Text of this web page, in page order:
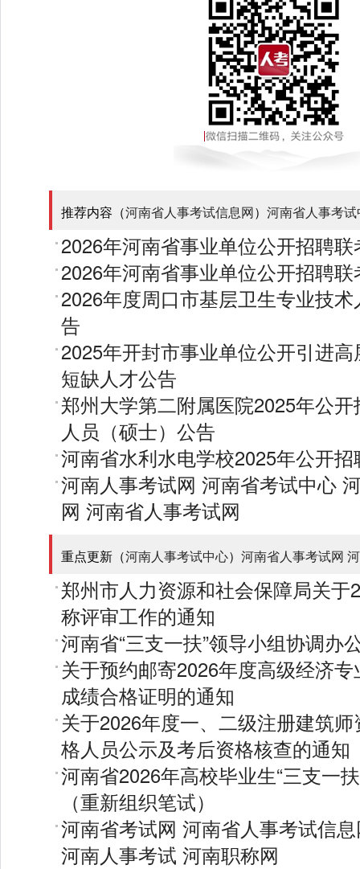
推荐内容（河南省人事考试信息网） 河南省人事考
2026年河南省事业单位公开招聘
2026年河南省事业单位公开招聘
2026年度周口市基层卫生专业技
告
2025年开封市事业单位公开引进
短缺人才公告
郑州大学第二附属医院2025年公
人员（硕士）公告
河南省水利水电学校2025年公开
河南人事考试网 河南省考试中心
网 河南省人事考试网
重点更新（河南人事考试中心） 河南省人事考试网
郑州市人力资源和社会保障局关于
称评审工作的通知
河南省“三支一扶”领导小组协调办
关于预约邮寄2026年度高级经济
成绩合格证明的通知
关于2026年度一、二级注册建筑
格人员公示及考后资格核查的通知
河南省2026年高校毕业生“三支一
（重新组织笔试）
河南省考试网 河南省人事考试信
河南人事考试 河南职称网